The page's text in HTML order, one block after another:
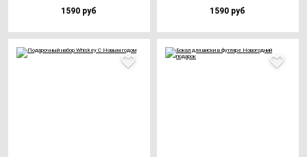
1590 руб 1590 руб